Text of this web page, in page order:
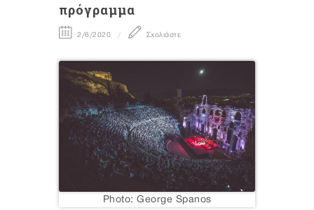
πρόγραμμα
2/6/2020 Σχολιάστε
Photo: George Spanos